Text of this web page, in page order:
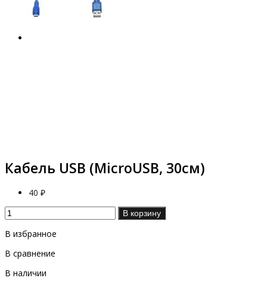
Кабель USB (MicroUSB, 30см)
40 ₽
В корзину
В избранное
В сравнение
В наличии